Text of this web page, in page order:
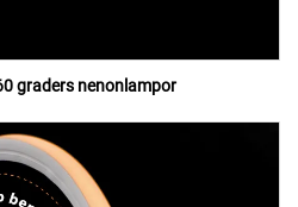
graders nenonlampor